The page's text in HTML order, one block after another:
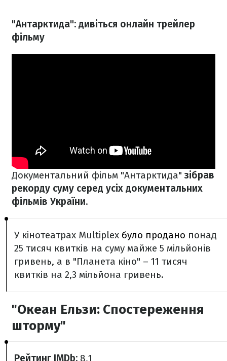
"Антарктида": дивіться онлайн трейлер
фільму
Документальний фільм "Антарктида" зібрав
рекорду суму серед усіх документальних
фільмів України.
У кінотеатрах Multiplex було продано понад
25 тисяч квитків на суму майже 5 мільйонів
гривень, а в "Планета кіно" – 11 тисяч
квитків на 2,3 мільйона гривень.
"Океан Ельзи: Спостереження
шторму"
Рейтинг IMDb: 8,1